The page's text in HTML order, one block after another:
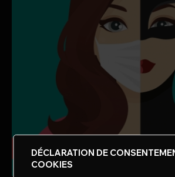
DÉCLARATION DE
COOKIES